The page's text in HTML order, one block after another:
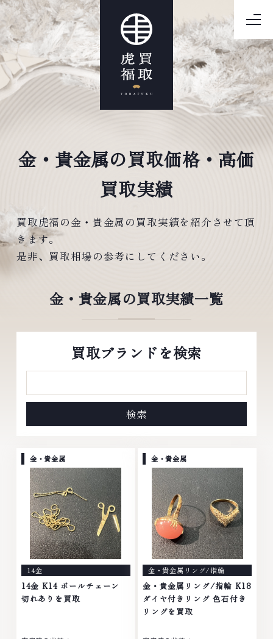
金・貴金属の買取価格・高価
買取実績
買取虎福の金・貴金属の買取実績を紹介させて頂
きます。
是非、買取相場の参考にしてください。
金・貴金属の買取実績一覧
買取ブランドを検索
金・貴金属
14金
14金 K14 ボールチェーン
切れありを買取
金・貴金属
金・貴金属リング/指輪
金・貴金属リング/指輪 K18
ダイヤ付きリング 色石付き
リングを買取